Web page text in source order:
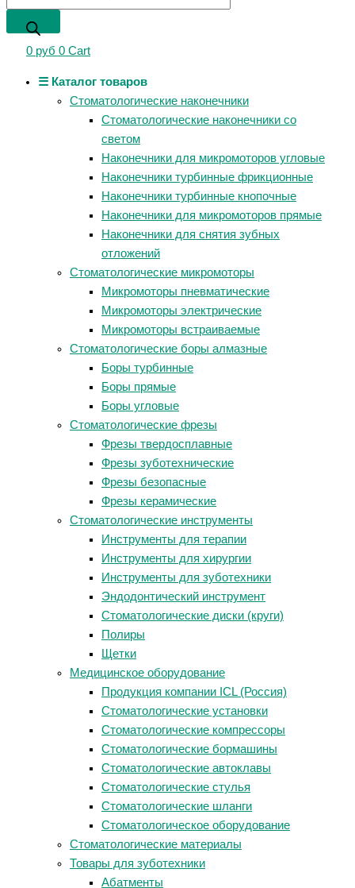
0 руб 0 Cart
☰ Каталог товаров
Стоматологические наконечники
Стоматологические наконечники со
светом
Наконечники для микромоторов угловые
Наконечники турбинные фрикционные
Наконечники турбинные кнопочные
Наконечники для микромоторов прямые
Наконечники для снятия зубных
отложений
Стоматологические микромоторы
Микромоторы пневматические
Микромоторы электрические
Микромоторы встраиваемые
Стоматологические боры алмазные
Боры турбинные
Боры прямые
Боры угловые
Стоматологические фрезы
Фрезы твердосплавные
Фрезы зуботехнические
Фрезы безопасные
Фрезы керамические
Стоматологические инструменты
Инструменты для терапии
Инструменты для хирургии
Инструменты для зуботехники
Эндодонтический инструмент
Стоматологические диски (круги)
Полиры
Щетки
Медицинское оборудование
Продукция компании ICL (Россия)
Стоматологические установки
Стоматологические компрессоры
Стоматологические бормашины
Стоматологические автоклавы
Стоматологические стулья
Стоматологические шланги
Стоматологическое оборудование
Стоматологические материалы
Товары для зуботехники
Абатменты